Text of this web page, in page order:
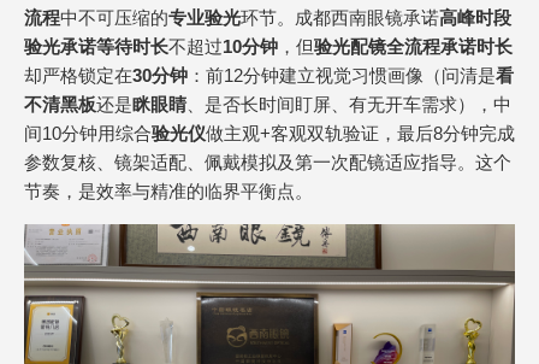
流程中不可压缩的专业验光环节。成都西南眼镜承诺高峰时段
验光承诺等待时长不超过10分钟 ，但验光配镜全流程承诺时长
却严格锁定在30分钟 ：前12分钟建立视觉习惯画像（问清是看
不清黑板还是眯眼睛 、是否长时间盯屏、有无开车需求），中
间10分钟用综合验光仪做主观+客观双轨验证，最后8分钟完成
参数复核、镜架适配、佩戴模拟及第一次配镜适应指导。这个
节奏，是效率与精准的临界平衡点。